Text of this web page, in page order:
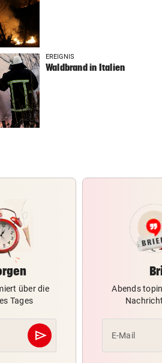
EREIGNIS
Waldbrand in Italien
über die
Tages
send
Abschicken
Abends
E-Mail